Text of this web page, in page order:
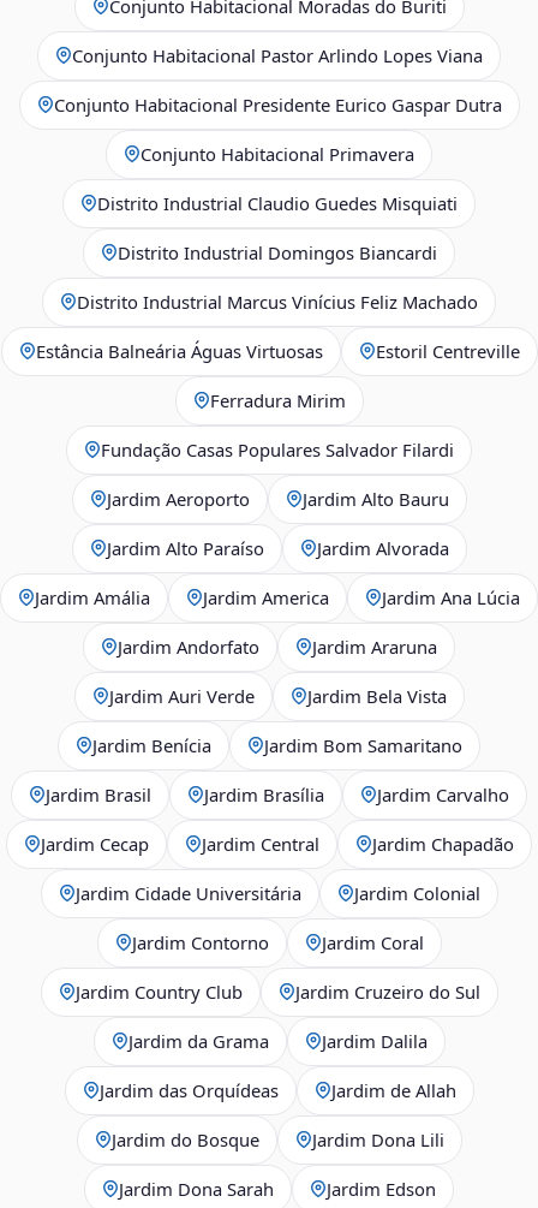
Conjunto Habitacional Moradas do Buriti
Conjunto Habitacional Pastor Arlindo Lopes Viana
Conjunto Habitacional Presidente Eurico Gaspar Dutra
Conjunto Habitacional Primavera
Distrito Industrial Claudio Guedes Misquiati
Distrito Industrial Domingos Biancardi
Distrito Industrial Marcus Vinícius Feliz Machado
Estância Balneária Águas Virtuosas Estoril Centreville
Ferradura Mirim
Fundação Casas Populares Salvador Filardi
Jardim Aeroporto Jardim Alto Bauru
Jardim Alto Paraíso Jardim Alvorada
Jardim Amália Jardim America Jardim Ana Lúcia
Jardim Andorfato Jardim Araruna
Jardim Auri Verde Jardim Bela Vista
Jardim Benícia Jardim Bom Samaritano
Jardim Brasil Jardim Brasília Jardim Carvalho
Jardim Cecap Jardim Central Jardim Chapadão
Jardim Cidade Universitária Jardim Colonial
Jardim Contorno Jardim Coral
Jardim Country Club Jardim Cruzeiro do Sul
Jardim da Grama Jardim Dalila
Jardim das Orquídeas Jardim de Allah
Jardim do Bosque Jardim Dona Lili
Jardim Dona Sarah Jardim Edson